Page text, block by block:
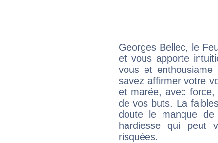
Georges Bellec, le
et vous apporte
vous et
savez affirmer votre
et marée, avec
de vos buts. La
doute le manque
hardiesse qui peut
risquées.